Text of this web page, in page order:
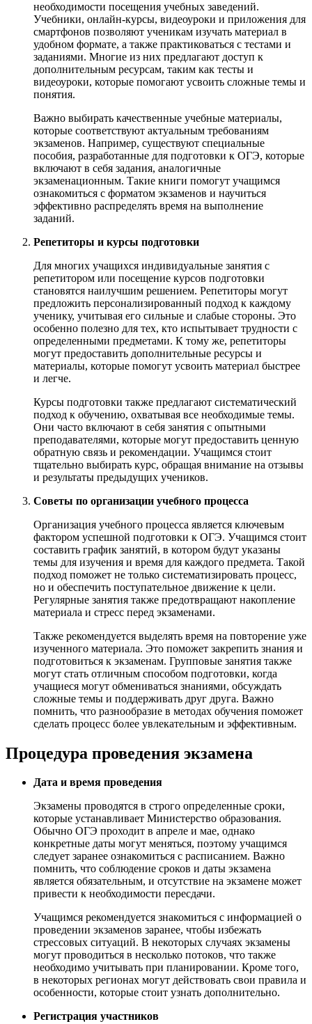
необходимости посещения учебных заведений.
Учебники, онлайн-курсы, видеоуроки и приложения для
смартфонов позволяют ученикам изучать материал в
удобном формате, а также практиковаться с тестами и
заданиями. Многие из них предлагают доступ к
дополнительным ресурсам, таким как тесты и
видеоуроки, которые помогают усвоить сложные темы и
понятия.
Важно выбирать качественные учебные материалы,
которые соответствуют актуальным требованиям
экзаменов. Например, существуют специальные
пособия, разработанные для подготовки к ОГЭ, которые
включают в себя задания, аналогичные
экзаменационным. Такие книги помогут учащимся
ознакомиться с форматом экзаменов и научиться
эффективно распределять время на выполнение
заданий.
Репетиторы и курсы подготовки
Для многих учащихся индивидуальные занятия с
репетитором или посещение курсов подготовки
становятся наилучшим решением. Репетиторы могут
предложить персонализированный подход к каждому
ученику, учитывая его сильные и слабые стороны. Это
особенно полезно для тех, кто испытывает трудности с
определенными предметами. К тому же, репетиторы
могут предоставить дополнительные ресурсы и
материалы, которые помогут усвоить материал быстрее
и легче.
Курсы подготовки также предлагают систематический
подход к обучению, охватывая все необходимые темы.
Они часто включают в себя занятия с опытными
преподавателями, которые могут предоставить ценную
обратную связь и рекомендации. Учащимся стоит
тщательно выбирать курс, обращая внимание на отзывы
и результаты предыдущих учеников.
Советы по организации учебного процесса
Организация учебного процесса является ключевым
фактором успешной подготовки к ОГЭ. Учащимся стоит
составить график занятий, в котором будут указаны
темы для изучения и время для каждого предмета. Такой
подход поможет не только систематизировать процесс,
но и обеспечить поступательное движение к цели.
Регулярные занятия также предотвращают накопление
материала и стресс перед экзаменами.
Также рекомендуется выделять время на повторение уже
изученного материала. Это поможет закрепить знания и
подготовиться к экзаменам. Групповые занятия также
могут стать отличным способом подготовки, когда
учащиеся могут обмениваться знаниями, обсуждать
сложные темы и поддерживать друг друга. Важно
помнить, что разнообразие в методах обучения поможет
сделать процесс более увлекательным и эффективным.
Процедура проведения экзамена
Дата и время проведения
Экзамены проводятся в строго определенные сроки,
которые устанавливает Министерство образования.
Обычно ОГЭ проходит в апреле и мае, однако
конкретные даты могут меняться, поэтому учащимся
следует заранее ознакомиться с расписанием. Важно
помнить, что соблюдение сроков и даты экзамена
является обязательным, и отсутствие на экзамене может
привести к необходимости пересдачи.
Учащимся рекомендуется знакомиться с информацией о
проведении экзаменов заранее, чтобы избежать
стрессовых ситуаций. В некоторых случаях экзамены
могут проводиться в несколько потоков, что также
необходимо учитывать при планировании. Кроме того,
в некоторых регионах могут действовать свои правила и
особенности, которые стоит узнать дополнительно.
Регистрация участников